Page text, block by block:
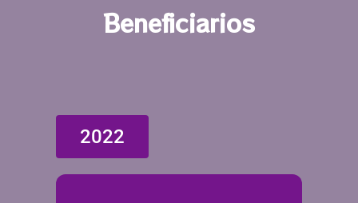
Beneficiarios
2022